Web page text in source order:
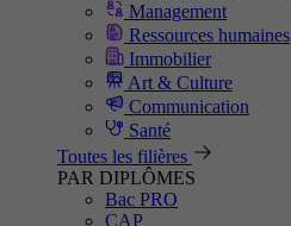
Management
Ressources humaines
Immobilier
Art & Culture
Communication
Santé
Toutes les filières
PAR DIPLÔMES
Bac PRO
CAP